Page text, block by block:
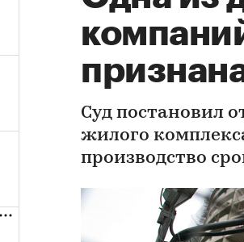
Суд постановил
жилого
производство